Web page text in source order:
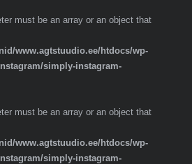
must be an array or an object that
www.agtstuudio.ee/htdocs/wp-
simply-instagram-
must be an array or an object that
www.agtstuudio.ee/htdocs/wp-
simply-instagram-